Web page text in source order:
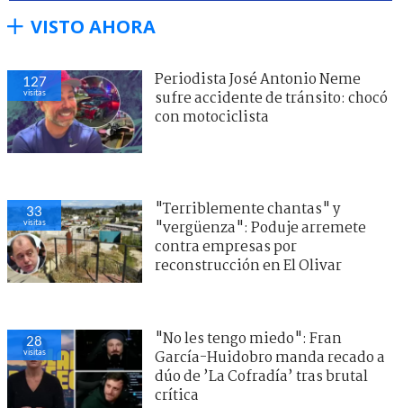
VISTO AHORA
127
visitas
Periodista José Antonio Neme
sufre accidente de tránsito: chocó
con motociclista
33
visitas
"Terriblemente chantas" y
"vergüenza": Poduje arremete
contra empresas por
reconstrucción en El Olivar
28
visitas
"No les tengo miedo": Fran
García-Huidobro manda recado a
dúo de ’La Cofradía’ tras brutal
crítica